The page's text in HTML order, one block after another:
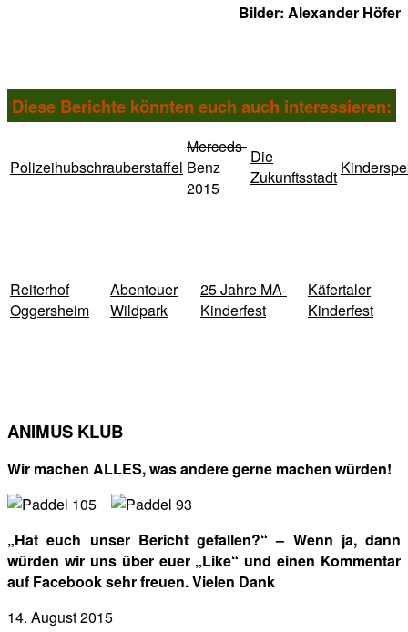
Bilder: Alexander Höfer
Diese Berichte könnten euch auch interessieren:
Polizeihubschrauberstaffel
Merceds-
Benz
2015
Die
Zukunftsstadt
Reiterhof
Oggersheim
Abenteuer
Wildpark
25 Jahre MA-
Kinderfest
Käfertaler
Kinderfest
ANIMUS KLUB
Wir machen ALLES, was andere gerne machen würden!
„Hat euch unser Bericht gefallen?“ – Wenn ja, dann
würden wir uns über euer „Like“ und einen Kommentar
auf Facebook sehr freuen. Vielen Dank
14. August 2015